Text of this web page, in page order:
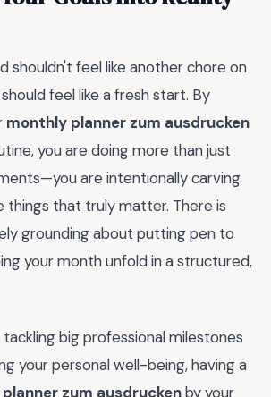
shouldn't feel like another chore on
feel like a fresh start. By
monthly planner zum ausdrucken
you are doing more than just
are intentionally carving
things that truly matter. There is
grounding about putting pen to
your month unfold in a structured,
big professional milestones
your personal well-being, having a
zum ausdruckenby your